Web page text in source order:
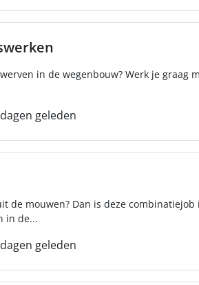
in de wegenbouw? Werk je graag
geleden
de mouwen? Dan is deze combinatiejob
in de...
geleden